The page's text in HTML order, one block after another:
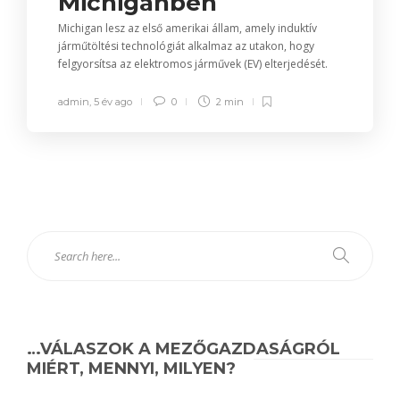
Michigan lesz az első amerikai állam, amely induktív
járműtöltési technológiát alkalmaz az utakon, hogy
felgyorsítsa az elektromos járművek (EV) elterjedését.
admin, 5 év ago 0 2 min
…VÁLASZOK A MEZŐGAZDASÁGRÓL
MIÉRT, MENNYI, MILYEN?